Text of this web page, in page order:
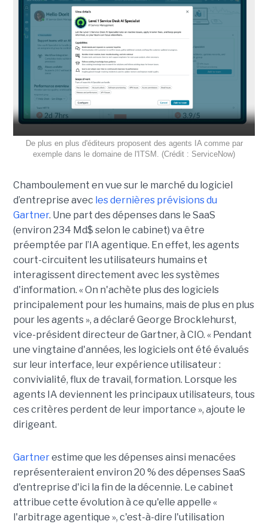
De plus en plus d'éditeurs proposent des agents IA comme par
exemple dans le domaine de l'ITSM. (Crédit : ServiceNow)
Chamboulement en vue sur le marché du logiciel
d’entreprise avec les dernières prévisions du
Gartner. Une part des dépenses dans le SaaS
(environ 234 Md$ selon le cabinet) va être
préemptée par l’IA agentique. En effet, les agents
court-circuitent les utilisateurs humains et
interagissent directement avec les systèmes
d'information. « On n'achète plus des logiciels
principalement pour les humains, mais de plus en plus
pour les agents », a déclaré George Brocklehurst,
vice-président directeur de Gartner, à CIO. « Pendant
une vingtaine d'années, les logiciels ont été évalués
sur leur interface, leur expérience utilisateur :
convivialité, flux de travail, formation. Lorsque les
agents IA deviennent les principaux utilisateurs, tous
ces critères perdent de leur importance », ajoute le
dirigeant.
Gartnerestime que les dépenses ainsi menacées
représenteraient environ 20 % des dépenses SaaS
d'entreprise d'ici la fin de la décennie. Le cabinet
attribue cette évolution à ce qu'elle appelle «
l'arbitrage agentique », c'est-à-dire l'utilisation